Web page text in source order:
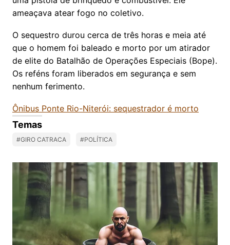
ameaçava atear fogo no coletivo.
O sequestro durou cerca de três horas e meia até
que o homem foi baleado e morto por um atirador
de elite do Batalhão de Operações Especiais (Bope).
Os reféns foram liberados em segurança e sem
nenhum ferimento.
Ônibus Ponte Rio-Niterói: sequestrador é morto
Temas
#GIRO CATRACA #POLÍTICA